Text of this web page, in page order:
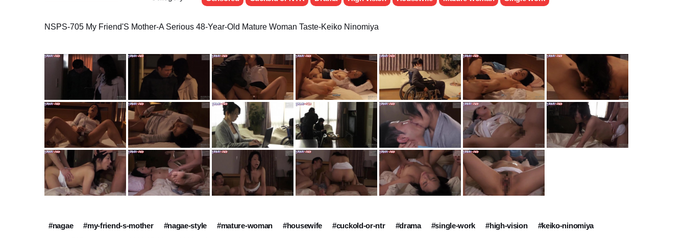
NSPS-705 My Friend'S Mother-A Serious 48-Year-Old Mature Woman Taste-Keiko Ninomiya
#nagae #my-friend-s-mother #nagae-style #mature-woman #housewife #cuckold-or-ntr #drama #single-work #high-vision
#keiko-ninomiya